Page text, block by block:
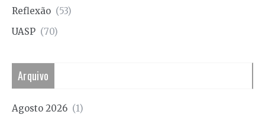
Reflexão (53)
UASP (70)
Arquivo
Agosto 2026 (1)